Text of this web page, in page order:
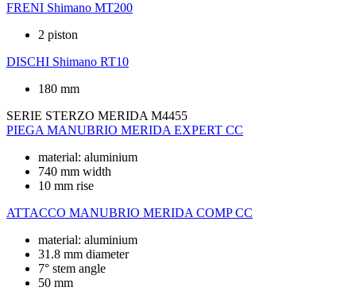
FRENI Shimano MT200
2 piston
DISCHI Shimano RT10
180 mm
SERIE STERZO MERIDA M4455
PIEGA MANUBRIO MERIDA EXPERT CC
material: aluminium
740 mm width
10 mm rise
ATTACCO MANUBRIO MERIDA COMP CC
material: aluminium
31.8 mm diameter
7° stem angle
50 mm